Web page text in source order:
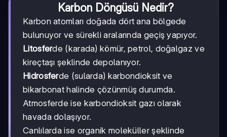
Karbon Döngüsü Nedir?
Karbon atomları doğada dört ana bölgede
bulunuyor ve sürekli aralarında geçiş yapıyor.
Litosferde (karada) kömür, petrol, doğalgaz ve
kireçtaşı şeklinde depolanıyor.
Hidrosferde (sularda) karbondioksit ve
bikarbonat halinde çözünmüş durumda.
Atmosferde ise karbondioksit gazı olarak
havada dolaşıyor.
Canlılarda ise organik moleküller şeklinde